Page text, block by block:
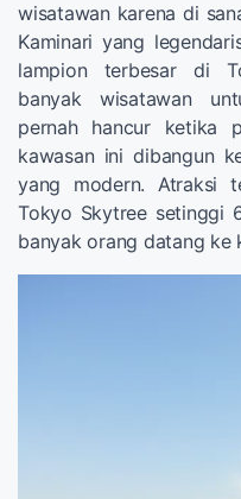
wisatawan karena di
Kaminari yang
lampion terbesar di
banyak wisatawan
pernah hancur ketika
kawasan ini dibangun
yang modern. Atraksi
Tokyo Skytree setinggi
banyak orang datang ke